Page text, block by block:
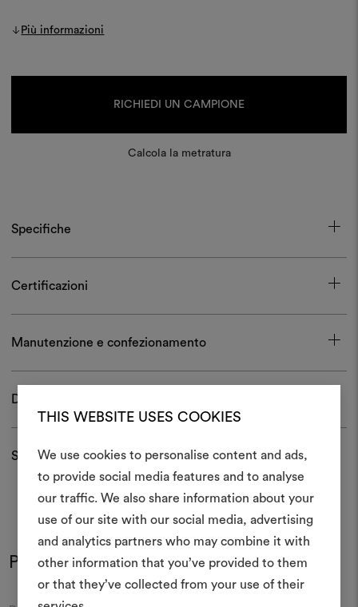
THIS WEBSITE USES COOKIES
We use cookies to personalise content and ads,
to provide social media features and to analyse
our traffic. We also share information about your
use of our site with our social media, advertising
and analytics partners who may combine it with
other information that you’ve provided to them
or that they’ve collected from your use of their
Più informazioni
RICHIEDI UN CAMPIONE
Calcola la metratura
Specifiche
Certificazioni
Manutenzione e confezionamento
Download
Spedizioni e resi
Potrebbe interessarti anche
Crea
Uno strumento interattivo
e condividere le tue idee,